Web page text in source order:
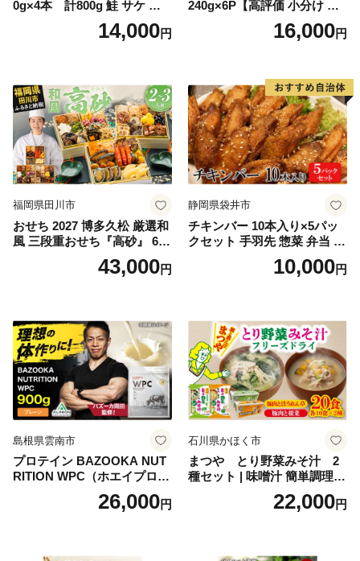
0g×4本 計800g 鮭 サケ 鮭
ほぐし サケフレーク シャケ
フレーク 鮭フレーク14,000円
240g×6P【高評価 小分け 惣
菜 牛たん 一人暮らし 冷凍】
16,000円
福岡県田川市
おせち 2027 博多久松 厳選和
風 三段重おせち『高砂』 6.5
寸 3段重 2～3人前 おせち料
理 重箱 お正月 冷凍おせち 縁
ち 本格おせち おせち予約 年
末 年始 お取り寄せ 新春 贅沢
おせち こだわりおせち 惣菜
老舗おせち ふるさと納税お
せち 御節 お節料理 正月 調理
不要 おせち料理2027
43,000円
静岡県袋井市
チキンバー 10本入り×5パッ
クセット 手羽先 惣菜 弁当 お
かず お酒 おつまみ ギフト キ
ャンプ アウトドア キャンプ
10,000円
島根県雲南市
プロテイン BAZOOKA NUT
RITION WPC（ホエイプロテ
イン）＜プレーン＞ 900g｜
バズーカ岡田監修・植物由来
ロン [AIEN005]
26,000円
石川県かほく市
まつや とり野菜みそ汁 2
種セット | 味噌汁 簡単調理
お味噌 おみそ みそ とり野菜
時短料理 時短ごはん ご当地
22,000円